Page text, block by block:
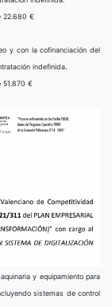
22.680 €
y con la cofinanciación del
indefinida.
51.870 €
y equipamiento para
sistemas de control